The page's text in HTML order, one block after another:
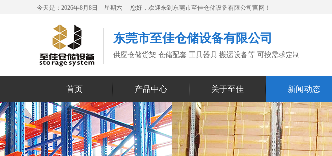
今天是：2026年8月8日 星期六 您好，欢迎来到东莞市至佳仓储设备有限公司官网！
东莞市至佳仓储设备有限公司
供应仓储货架 仓储配套 工具器具 搬运设备等 可按需求定制
首页 产品中心 关于至佳 新闻动态